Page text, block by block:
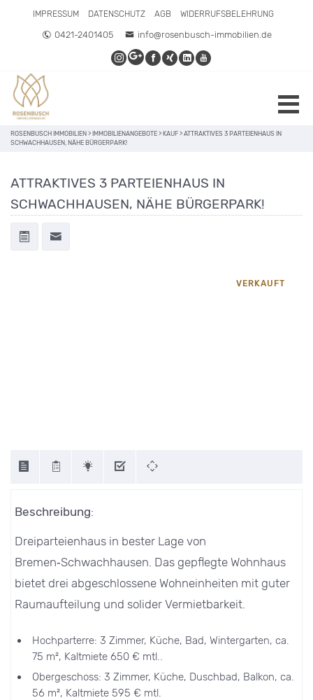
IMPRESSUM DATENSCHUTZ AGB WIDERRUFSBELEHRUNG
0421-2401405 info@rosenbusch-immobilien.de
ROSENBUSCH IMMOBILIEN > IMMOBILIENANGEBOTE > KAUF > ATTRAKTIVES 3 PARTEIENHAUS IN
SCHWACHHAUSEN, NÄHE BÜRGERPARK!
ATTRAKTIVES 3 PARTEIENHAUS IN
SCHWACHHAUSEN, NÄHE BÜRGERPARK!
VERKAUFT
Beschreibung:
Dreiparteienhaus in bester Lage von
Bremen‑Schwachhausen. Das gepflegte Wohnhaus
bietet drei abgeschlossene Wohneinheiten mit guter
Raumaufteilung und solider Vermietbarkeit.
Hochparterre: 3 Zimmer, Küche, Bad, Wintergarten, ca.
75 m², Kaltmiete 650 € mtl..
Obergeschoss: 3 Zimmer, Küche, Duschbad, Balkon, ca.
56 m², Kaltmiete 595 € mtl.